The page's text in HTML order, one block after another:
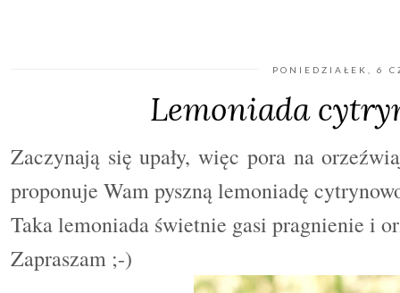
PONIEDZIAŁEK, 6
Lemoniada
Zaczynają się upały, więc pora na
proponuje Wam pyszną lemoniadę
Taka lemoniada świetnie gasi pragnienie i
Zapraszam ;-)